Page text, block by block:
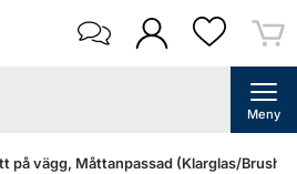
Meny
på vägg, Måttanpassad (Klarglas/